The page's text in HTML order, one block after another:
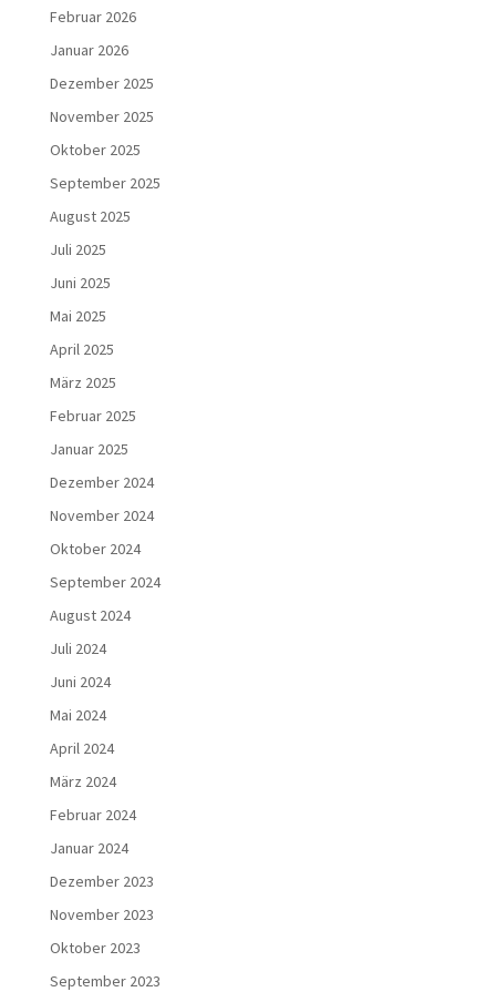
Februar 2026
Januar 2026
Dezember 2025
November 2025
Oktober 2025
September 2025
August 2025
Juli 2025
Juni 2025
Mai 2025
April 2025
März 2025
Februar 2025
Januar 2025
Dezember 2024
November 2024
Oktober 2024
September 2024
August 2024
Juli 2024
Juni 2024
Mai 2024
April 2024
März 2024
Februar 2024
Januar 2024
Dezember 2023
November 2023
Oktober 2023
September 2023